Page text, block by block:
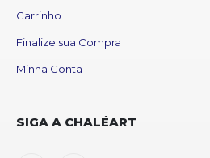
Carrinho
Finalize sua Compra
Minha Conta
SIGA A CHALÉART